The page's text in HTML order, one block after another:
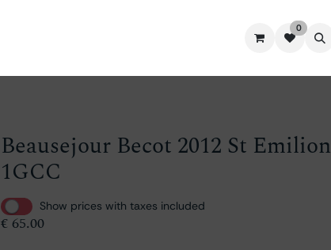
0
Beausejour Becot 2012 St Emilion
1GCC
Show prices with taxes included
€ 65.00